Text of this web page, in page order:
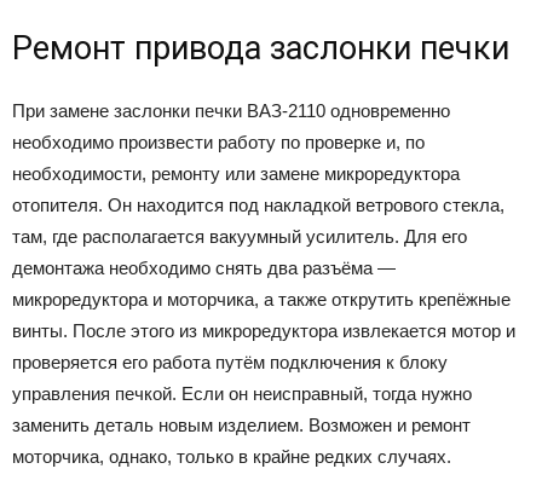
Ремонт привода заслонки печки
При замене заслонки печки ВАЗ-2110 одновременно
необходимо произвести работу по проверке и, по
необходимости, ремонту или замене микроредуктора
отопителя. Он находится под накладкой ветрового стекла,
там, где располагается вакуумный усилитель. Для его
демонтажа необходимо снять два разъёма —
микроредуктора и моторчика, а также открутить крепёжные
винты. После этого из микроредуктора извлекается мотор и
проверяется его работа путём подключения к блоку
управления печкой. Если он неисправный, тогда нужно
заменить деталь новым изделием. Возможен и ремонт
моторчика, однако, только в крайне редких случаях.